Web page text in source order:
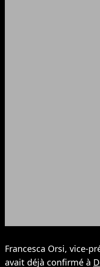
Francesca Orsi, vice-
avait déjà confirmé à